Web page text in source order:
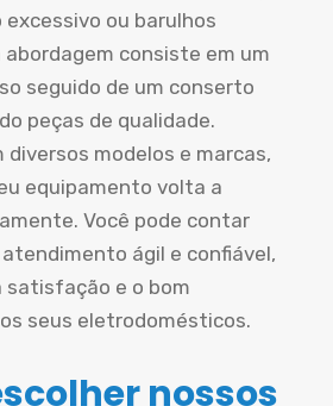
ou barulhos
consiste em um
seguido de um conserto
peças de qualidade.
diversos modelos e marcas,
equipamento volta a
Você pode contar
ágil e confiável,
satisfação e o bom
seus eletrodomésticos.
nossos